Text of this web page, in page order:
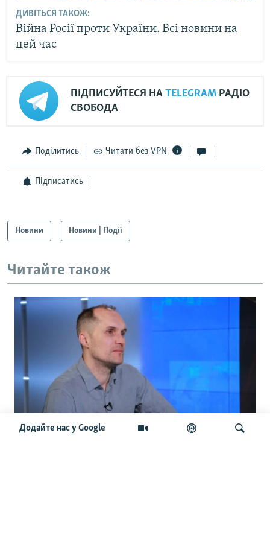
Додайте нас у Google
ДИВІТЬСЯ ТАКОЖ:
Війна Росії проти України. Всі новини на
цей час
ПІДПИСУЙТЕСЯ НА TELEGRAM РАДІО
СВОБОДА
Поділитись Читати без VPN
Підписатись
Новини Новини | Події
Читайте також